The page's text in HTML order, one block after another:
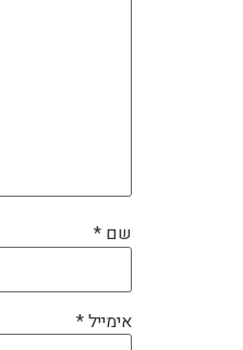
שם *
אימייל*